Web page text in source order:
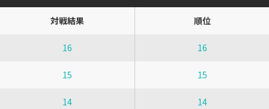
対戦結果 順位
16 16
15 15
14 14